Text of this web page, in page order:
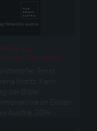
zur
Weltkrieg
Ernst
Moritz, Karin
der Bilder.
im Ersten
Austria, 2014.